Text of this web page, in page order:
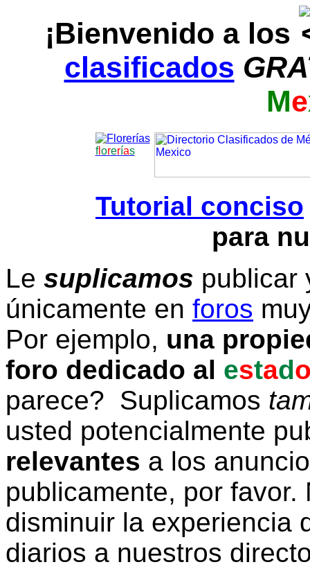
¡Bienvenido a los
clasificados
Me
florerías
Tutorial conciso
para
Le suplicamos publicar
únicamente en foros
Por ejemplo, una
foro dedicado al estad
parece? Suplicamos
usted potencialmente
relevantes a los
publicamente, por
disminuir la experiencia
diarios a nuestros